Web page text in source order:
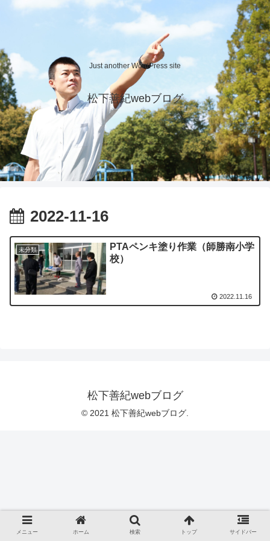
Just another WordPress site
松下善紀webブログ
2022-11-16
未分類
PTAペンキ塗り作業（師勝南小学
校）
2022.11.16
松下善紀webブログ
© 2021 松下善紀webブログ.
メニュー ホーム 検索 トップ サイドバー